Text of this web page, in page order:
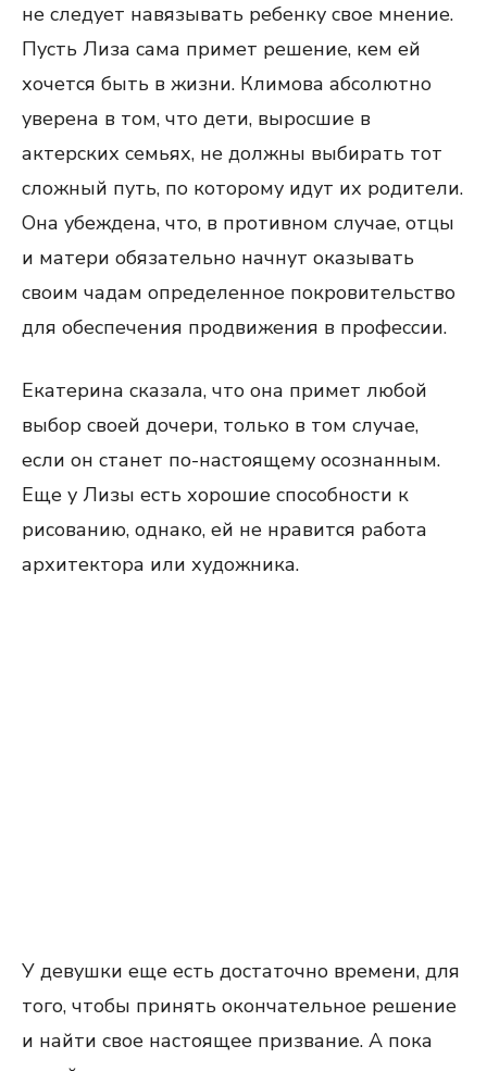
не следует навязывать ребенку свое мнение.
Пусть Лиза сама примет решение, кем ей
хочется быть в жизни. Климова абсолютно
уверена в том, что дети, выросшие в
актерских семьях, не должны выбирать тот
сложный путь, по которому идут их родители.
Она убеждена, что, в противном случае, отцы
и матери обязательно начнут оказывать
своим чадам определенное покровительство
для обеспечения продвижения в профессии.
Екатерина сказала, что она примет любой
выбор своей дочери, только в том случае,
если он станет по-настоящему осознанным.
Еще у Лизы есть хорошие способности к
рисованию, однако, ей не нравится работа
архитектора или художника.
У девушки еще есть достаточно времени, для
того, чтобы принять окончательное решение
и найти свое настоящее призвание. А пока